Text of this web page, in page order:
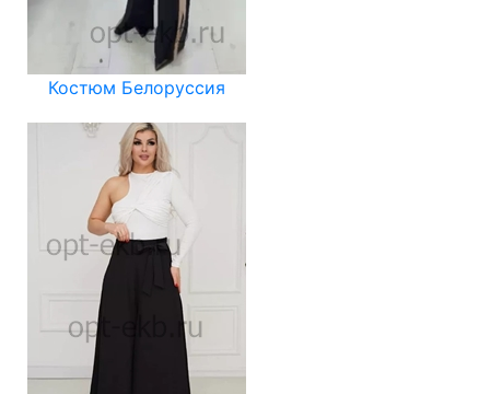
Костюм Белоруссия